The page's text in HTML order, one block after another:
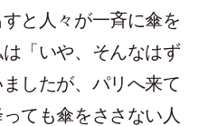
と人々が一斉に傘を
「いや、そんなはず
したが、パリへ来て
ても傘をささない人